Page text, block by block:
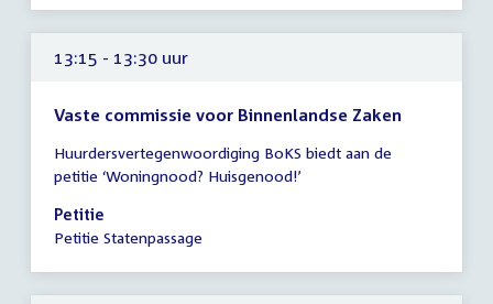
13:15 - 13:30 uur
Vaste commissie voor Binnenlandse Zaken
vergadering
13:15
-
13:30
Huurdersvertegenwoordiging BoKS biedt aan de
petitie ‘Woningnood? Huisgenood!’
Petitie
Petitie Statenpassage